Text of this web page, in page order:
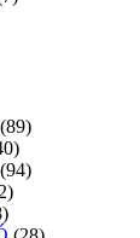
(89)
(94)